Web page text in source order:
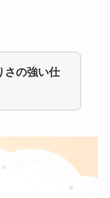
さの強い仕